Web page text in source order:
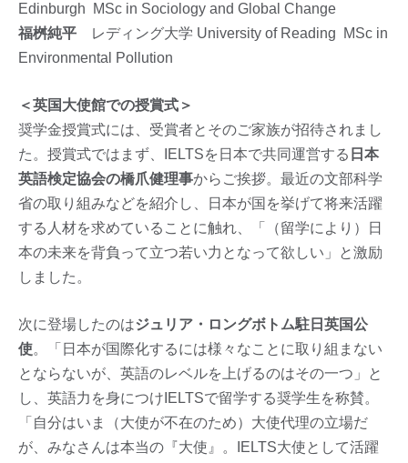
Edinburgh MSc in Sociology and Global Change
福桝純平 レディング大学 University of Reading MSc in
Environmental Pollution
＜英国大使館での授賞式＞
奨学金授賞式には、受賞者とそのご家族が招待されまし
た。授賞式ではまず、IELTSを日本で共同運営する 日本
英語検定協会の橋爪健理事からご挨拶。最近の文部科学
省の取り組みなどを紹介し、日本が国を挙げて将来活躍
する人材を求めていることに触れ、「（留学により）日
本の未来を背負って立つ若い力となって欲しい」と激励
しました。
次に登場したのはジュリア・ロングボトム駐日英国公
使。「日本が国際化するには様々なことに取り組まない
とならないが、英語のレベルを上げるのはその一つ」と
し、英語力を身につけIELTSで留学する奨学生を称賛。
「自分はいま（大使が不在のため）大使代理の立場だ
が、みなさんは本当の『大使』。IELTS大使として活躍